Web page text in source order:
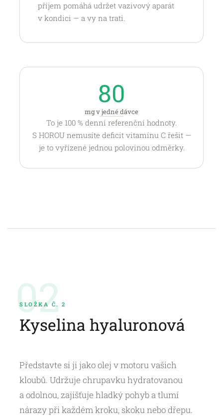
příjem pomáhá udržet vazivový aparát
v kondici — a vy na trati.
80
mg v jedné dávce
To je 100 % denní referenční hodnoty.
S HOROU nemusíte deficit vitamínu C řešit —
je to vyřízené jednou polovinou odměrky.
02
SLOŽKA Č. 2
Kyselina hyaluronová
Představte si ji jako olej v motoru vašich
kloubů. Udržuje chrupavku hydratovanou
a odolnou, zajišťuje hladký pohyb a tlumí
nárazy při každém kroku, skoku nebo dřepu.